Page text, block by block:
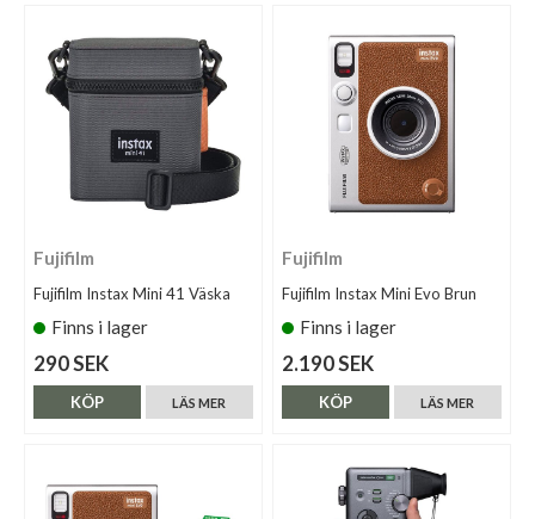
Fujifilm
Fujifilm Instax Mini 41 Väska
Finns i lager
290 SEK
LÄS MER
KÖP
Fujifilm
Fujifilm Instax Mini Evo Brun
Finns i lager
2.190 SEK
LÄS MER
KÖP